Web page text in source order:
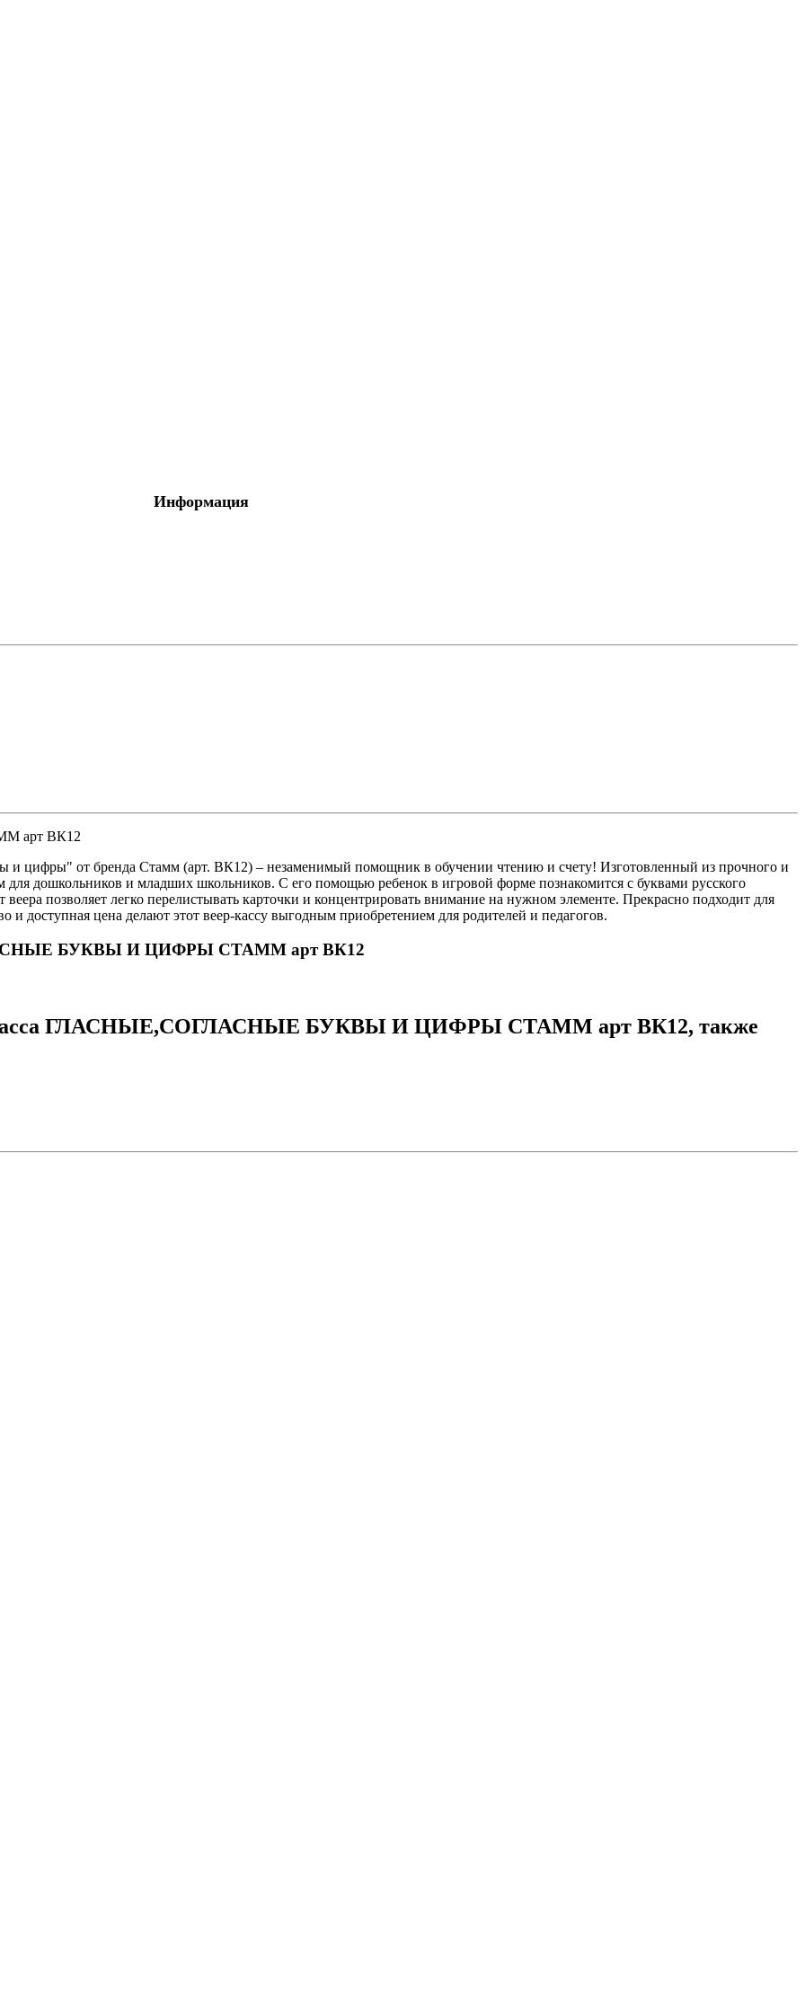
Информация
арт ВК12
и цифры" от бренда Стамм (арт. ВК12) – незаменимый помощник в обучении чтению и счету! Изготовленный из прочного и
для дошкольников и младших школьников. С его помощью ребенок в игровой форме познакомится с буквами русского
позволяет легко перелистывать карточки и концентрировать внимание на нужном элементе. Прекрасно подходит для
доступная цена делают этот веер-кассу выгодным приобретением для родителей и педагогов.
БУКВЫ И ЦИФРЫ СТАММ арт ВК12
касса ГЛАСНЫЕ,СОГЛАСНЫЕ БУКВЫ И ЦИФРЫ СТАММ арт ВК12, также